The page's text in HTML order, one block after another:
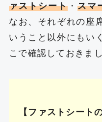
ァストシート ・スマ
なお、それぞれの座
いうこと以外にもい
こで確認しておきま
【ファストシート